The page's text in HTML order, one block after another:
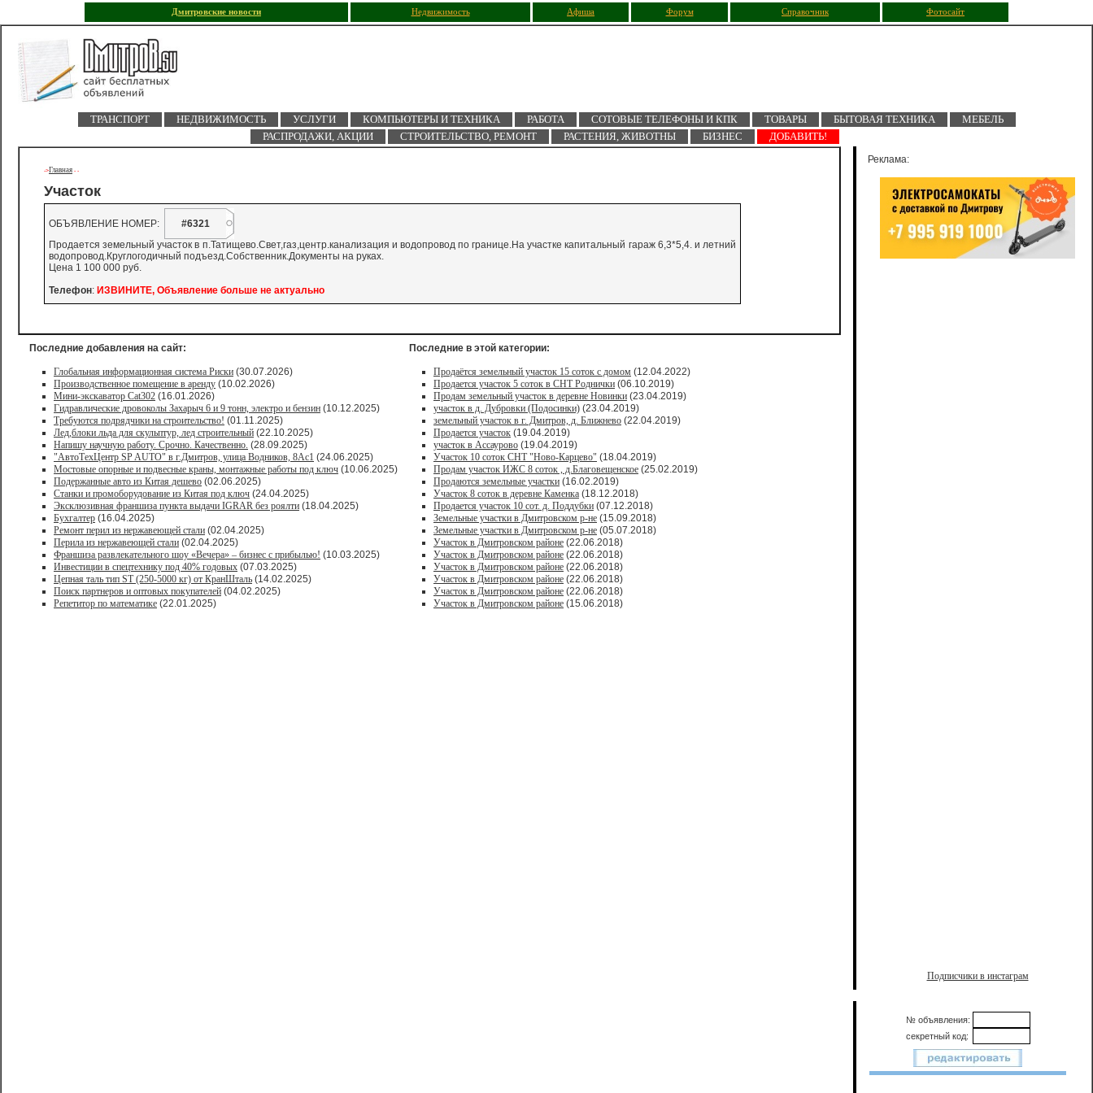
Дмитровские новости Недвижимость Афиша Форум Справочник Фотосайт
ТРАНСПОРТ НЕДВИЖИМОСТЬ УСЛУГИ КОМПЬЮТЕРЫ И ТЕХНИКА РАБОТА СОТОВЫЕ ТЕЛЕФОНЫ И КПК ТОВАРЫ БЫТОВАЯ ТЕХНИКА
МЕБЕЛЬ
РАСПРОДАЖИ, АКЦИИ
СТРОИТЕЛЬСТВО, РЕМОНТ РАСТЕНИЯ, ЖИВОТНЫ БИЗНЕС ДОБАВИТЬ!
->Главная - -
Участок
ОБЪЯВЛЕНИЕ НОМЕР:
#6321
Продается земельный участок в п.Татищево.Свет,газ,центр.канализация и водопровод по границе.На участке капитальный гараж 6,3*5,4. и летний
водопровод.Круглогодичный подъезд.Собственник.Документы на руках.
Цена 1 100 000 руб.
Телефон: ИЗВИНИТЕ, Объявление больше не актуально
Последние добавления на сайт:
Глобальная информационная система Риски (30.07.2026)
Производственное помещение в аренду (10.02.2026)
Мини-экскаватор Cat302 (16.01.2026)
Гидравлические дровоколы Захарыч 6 и 9 тонн, электро и бензин (10.12.2025)
Требуются подрядчики на строительство! (01.11.2025)
Лед,блоки льда для скульптур, лед строительный (22.10.2025)
Напишу научную работу. Срочно. Качественно. (28.09.2025)
"АвтоТехЦентр SP AUTO" в г.Дмитров, улица Водников, 8Ас1 (24.06.2025)
Мостовые опорные и подвесные краны, монтажные работы под ключ (10.06.2025)
Подержанные авто из Китая дешево (02.06.2025)
Станки и промоборудование из Китая под ключ (24.04.2025)
Эксклюзивная франшиза пункта выдачи IGRAR без роялти (18.04.2025)
Бухгалтер (16.04.2025)
Ремонт перил из нержавеющей стали (02.04.2025)
Перила из нержавеющей стали (02.04.2025)
Франшиза развлекательного шоу «Вечера» – бизнес с прибылью! (10.03.2025)
Инвестиции в спецтехнику под 40% годовых (07.03.2025)
Цепная таль тип ST (250-5000 кг) от КранШталь (14.02.2025)
Поиск партнеров и оптовых покупателей (04.02.2025)
Репетитор по математике (22.01.2025)
Последние в этой категории:
Продаётся земельный участок 15 соток с домом (12.04.2022)
Продается участок 5 соток в СНТ Роднички (06.10.2019)
Продам земельный участок в деревне Новинки (23.04.2019)
участок в д. Дубровки (Подосинки) (23.04.2019)
земельный участок в г. Дмитров, д. Ближнево (22.04.2019)
Продается участок (19.04.2019)
участок в Ассаурово (19.04.2019)
Участок 10 соток СНТ "Ново-Карцево" (18.04.2019)
Продам участок ИЖС 8 соток , д.Благовещенское (25.02.2019)
Продаются земельные участки (16.02.2019)
Участок 8 соток в деревне Каменка (18.12.2018)
Продается участок 10 сот. д. Поддубки (07.12.2018)
Земельные участки в Дмитровском р-не (15.09.2018)
Земельные участки в Дмитровском р-не (05.07.2018)
Участок в Дмитровском районе (22.06.2018)
Участок в Дмитровском районе (22.06.2018)
Участок в Дмитровском районе (22.06.2018)
Участок в Дмитровском районе (22.06.2018)
Участок в Дмитровском районе (22.06.2018)
Участок в Дмитровском районе (15.06.2018)
Реклама:
Подписчики в инстаграм
№ объявления:
секретный код: